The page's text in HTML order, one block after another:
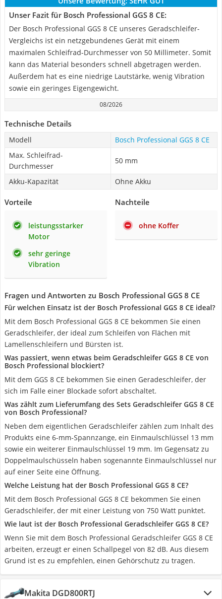
Unser Fazit für Bosch Professional GGS 8 CE:
Der Bosch Professional GGS 8 CE unseres Geradschleifer-
Vergleichs ist ein netzgebundenes Gerät mit einem
maximalen Schleifrad-Durchmesser von 50 Millimeter. Somit
kann das Material besonders schnell abgetragen werden.
Außerdem hat es eine niedrige Lautstärke, wenig Vibration
sowie ein geringes Eigengewicht.
08/2026
Technische Details
Modell
Bosch Professional GGS 8 CE
Max. Schleifrad-
Durchmesser
50 mm
Akku-Kapazität Ohne Akku
Vorteile
leistungsstarker
Motor
sehr geringe
Vibration
Nachteile
ohne Koffer
Fragen und Antworten zu Bosch Professional GGS 8 CE
Für welchen Einsatz ist der Bosch Professional GGS 8 CE ideal?
Mit dem Bosch Professional GGS 8 CE bekommen Sie einen
Geradschleifer, der ideal zum Schleifen von Flächen mit
Lamellenschleifern und Bürsten ist.
Was passiert, wenn etwas beim Geradschleifer GGS 8 CE von
Bosch Professional blockiert?
Mit dem GGS 8 CE bekommen Sie einen Geradeschleifer, der
sich im Falle einer Blockade sofort abschaltet.
Was zählt zum Lieferumfang des Sets Geradschleifer GGS 8 CE
von Bosch Professional?
Neben dem eigentlichen Geradschleifer zählen zum Inhalt des
Produkts eine 6-mm-Spannzange, ein Einmaulschlüssel 13 mm
sowie ein weiterer Einmaulschlüssel 19 mm. Im Gegensatz zu
Doppelmaulschüsseln haben sogenannte Einmaulschlüssel nur
auf einer Seite eine Öffnung.
Welche Leistung hat der Bosch Professional GGS 8 CE?
Mit dem Bosch Professional GGS 8 CE bekommen Sie einen
Geradschleifer, der mit einer Leistung von 750 Watt punktet.
Wie laut ist der Bosch Professional Geradschleifer GGS 8 CE?
Wenn Sie mit dem Bosch Professional Geradschleifer GGS 8 CE
arbeiten, erzeugt er einen Schallpegel von 82 dB. Aus diesem
Grund ist es zu empfehlen, einen Gehörschutz zu tragen.
Makita DGD800RTJ